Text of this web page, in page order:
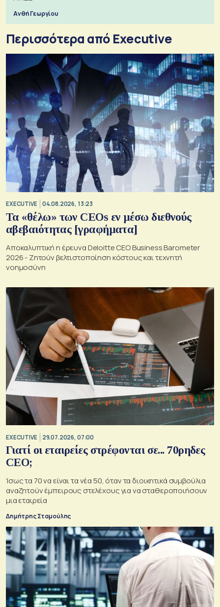
Ανθή Γεωργίου
Περισσότερα από Executive
EXECUTIVE 04.08.2026, 13:23
Τα «θέλω» των CEOs εν μέσω διεθνούς
αβεβαιότητας [γραφήματα]
Αποκαλυπτική η έρευνα Deloitte CEO Business Barometer
2026 - Ζητούν βελτιστοποίηση κόστους και τεχνητή
νοημοσύνη
EXECUTIVE 29.07.2026, 07:00
Γιατί οι εταιρείες στρέφονται σε... 70ρηδες
CEO;
Ίσως τα 70 να είναι τα νέα 50, όταν τα διοικητικά συμβούλια
αναζητούν έμπειρους στελέχους για να σταθεροποιήσουν
μια εταιρεία
Δημήτρης Σταμούλης